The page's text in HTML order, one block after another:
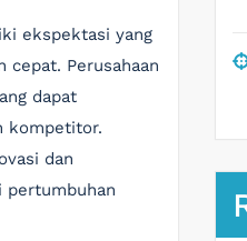
ekspektasi yang
Perusahaan
dapat
kompetitor.
dan
pertumbuhan